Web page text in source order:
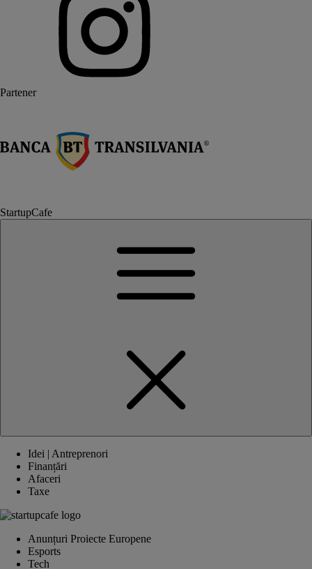
Partener
StartupCafe
Idei | Antreprenori
Finanțări
Afaceri
Taxe
Anunțuri Proiecte Europene
Esports
Tech